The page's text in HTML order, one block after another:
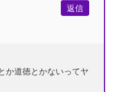
返信
か道徳とかないってヤ